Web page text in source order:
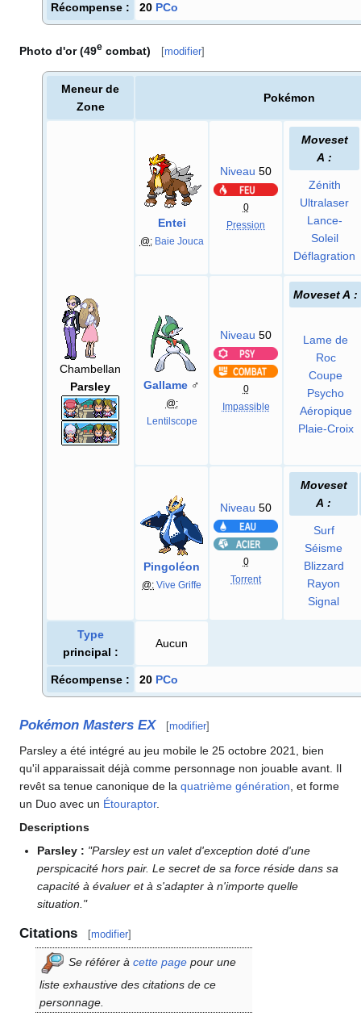
Récompense : 20 PCo
Photo d'or (49e combat) [modifier]
Meneur de
Zone
Pokémon
Chambellan
Parsley
Entei
@: Baie Jouca
Niveau 50
0
Pression
Moveset
A :
Zénith
Ultralaser
Lance-
Soleil
Déflagration
Gallame ♂
@:
Lentilscope
Niveau 50
0
Impassible
Moveset A :
Lame de
Roc
Coupe
Psycho
Aéropique
Plaie-Croix
Pingoléon
@: Vive Griffe
Niveau 50
0
Torrent
Moveset
A :
Surf
Séisme
Blizzard
Rayon
Signal
Type
principal :
Aucun
Récompense : 20 PCo
Pokémon Masters EX [modifier]
Parsley a été intégré au jeu mobile le 25 octobre 2021, bien
qu'il apparaissait déjà comme personnage non jouable avant. Il
revêt sa tenue canonique de la quatrième génération, et forme
un Duo avec un Étouraptor.
Descriptions
Parsley : "Parsley est un valet d'exception doté d'une
perspicacité hors pair. Le secret de sa force réside dans sa
capacité à évaluer et à s'adapter à n'importe quelle
situation."
Citations [modifier]
Se référer à cette page pour une
liste exhaustive des citations de ce
personnage.